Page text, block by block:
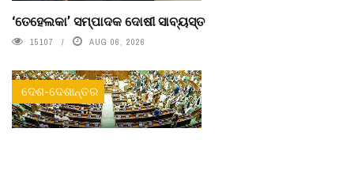
‘ତେହେଲକା’ ସମ୍ପାଦକ ଦୋଷୀ ସାବ୍ୟସ୍ତ
15107 AUG 06, 2026
ଦେଶ-ଦେଶାନ୍ତର